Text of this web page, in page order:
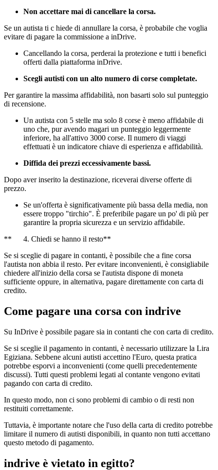
Non accettare mai di cancellare la corsa.
Se un autista ti c hiede di annullare la corsa, è probabile che voglia
evitare di pagare la commissione a inDrive.
Cancellando la corsa, perderai la protezione e tutti i benefici
offerti dalla piattaforma inDrive.
Scegli autisti con un alto numero di corse completate.
Per garantire la massima affidabilità, non basarti solo sul punteggio
di recensione.
Un autista con 5 stelle ma solo 8 corse è meno affidabile di
uno che, pur avendo magari un punteggio leggermente
inferiore, ha all'attivo 3000 corse. Il numero di viaggi
effettuati è un indicatore chiave di esperienza e affidabilità.
Diffida dei prezzi eccessivamente bassi.
Dopo aver inserito la destinazione, riceverai diverse offerte di
prezzo.
Se un'offerta è significativamente più bassa della media, non
essere troppo "tirchio". È preferibile pagare un po' di più per
garantire la propria sicurezza e un servizio affidabile.
** 4. Chiedi se hanno il resto**
Se si sceglie di pagare in contanti, è possibile che a fine corsa
l'autista non abbia il resto. Per evitare inconvenienti, è consigliabile
chiedere all'inizio della corsa se l'autista dispone di moneta
sufficiente oppure, in alternativa, pagare direttamente con carta di
credito.
Come pagare una corsa con indrive
Su InDrive è possibile pagare sia in contanti che con carta di credito.
Se si sceglie il pagamento in contanti, è necessario utilizzare la Lira
Egiziana. Sebbene alcuni autisti accettino l'Euro, questa pratica
potrebbe esporvi a inconvenienti (come quelli precedentemente
discussi). Tutti questi problemi legati al contante vengono evitati
pagando con carta di credito.
In questo modo, non ci sono problemi di cambio o di resti non
restituiti correttamente.
Tuttavia, è importante notare che l'uso della carta di credito potrebbe
limitare il numero di autisti disponibili, in quanto non tutti accettano
questo metodo di pagamento.
indrive è vietato in egitto?